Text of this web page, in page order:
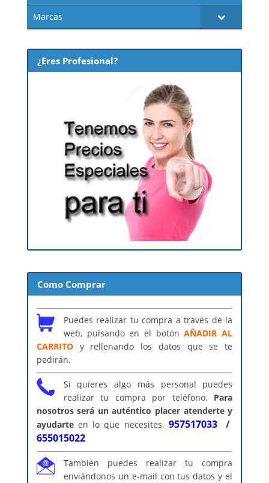
Marcas
¿Eres Profesional?
Como Comprar
Puedes realizar tu compra a través de la
web, pulsando en el botónAÑADIR AL
CARRITOy rellenando los datos que se te
pedirán.
Si quieres algo más personal puedes
realizar tu compra por teléfono. Para
nosotros será un auténtico placer atenderte y
ayudarteen lo que necesites. 957517033/
655015022
También puedes realizar tu compra
enviándonos un e-mail con tus datos y el